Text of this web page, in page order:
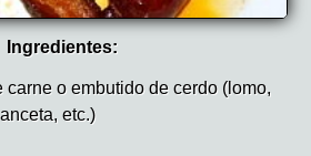
Ingredientes:
carne o embutido de cerdo (lomo,
etc.)